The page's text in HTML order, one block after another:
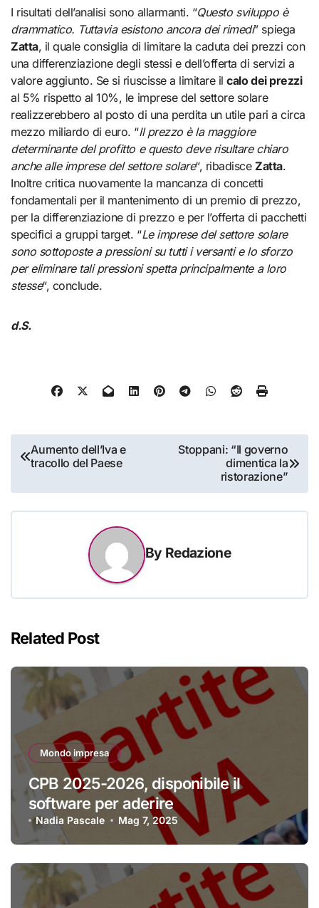
I risultati dell’analisi sono allarmanti. “Questo sviluppo è
drammatico. Tuttavia esistono ancora dei rimedi” spiega
Zatta, il quale consiglia di limitare la caduta dei prezzi con
una differenziazione degli stessi e dell’offerta di servizi a
valore aggiunto. Se si riuscisse a limitare ilcalo dei prezzi
al 5% rispetto al 10%, le imprese del settore solare
realizzerebbero al posto di una perdita un utile pari a circa
mezzo miliardo di euro. “Il prezzo è la maggiore
determinante del profitto e questo deve risultare chiaro
anche alle imprese del settore solare“, ribadisceZatta.
Inoltre critica nuovamente la mancanza di concetti
fondamentali per il mantenimento di un premio di prezzo,
per la differenziazione di prezzo e per l’offerta di pacchetti
specifici a gruppi target. “Le imprese del settore solare
sono sottoposte a pressioni su tutti i versanti e lo sforzo
per eliminare tali pressioni spetta principalmente a loro
stesse“, conclude.
d.S.
Navigazione
articoli
Aumento dell’Iva e
tracollo del Paese
Stoppani: “Il governo
dimentica la
ristorazione”
By Redazione
Related Post
Mondo impresa
CPB 2025-2026, disponibile il
software per aderire
Nadia Pascale Mag 7, 2025